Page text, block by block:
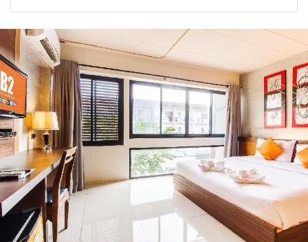
หยุด
จาก 4 จังหวัด
เชียงราย พะเยา
แพร่ และน่าน
พร้อมชมคอนเสิร์ต
จากศิลปินชื่อดัง
ตลอด 5 วัน
2026
รัฐบาล จี้นายกฯ ลง
เชียงราย แก้วิกฤต
สารปนเปื้อนต้นน้ำ